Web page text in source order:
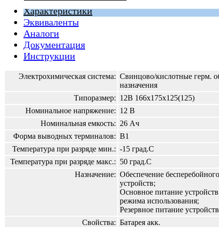
Характеристики
Эквиваленты
Аналоги
Документация
Инструкции
Электрохимическая система: Свинцово/кислотные герм.
назначения
Типоразмер: 12В 166х175х125(125)
Номинальное напряжение: 12 В
Номинальная емкость: 26 Ач
Форма выводных терминалов: B1
Температура при разряде мин.: -15 град.С
Температура при разряде макс.: 50 град.С
Назначение: Обеспечение
устройств;
Основное питание
режима использования;
Резервное питание устройств
Свойства: Батарея акк.